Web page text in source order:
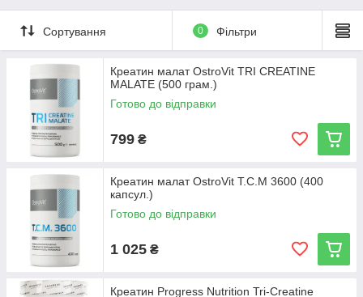
Сортування 0 Фільтри
Креатин малат OstroVit TRI CREATINE
MALATE (500 грам.)
Готово до відправки
799 ₴
Креатин малат OstroVit T.C.M 3600 (400
капсул.)
Готово до відправки
1 025 ₴
Креатин Progress Nutrition Tri-Creatine